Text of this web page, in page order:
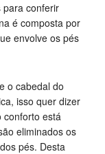
para conferir
é composta por
envolve os pés
o cabedal do
isso quer dizer
conforto está
eliminados os
pés. Desta